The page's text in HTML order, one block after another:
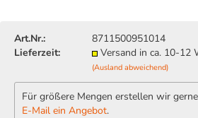
Art.Nr.:
8711500951014
Lieferzeit:
Versand in ca. 10-12
(Ausland abweichend)
Für größere Mengen erstellen wir
E-Mail ein Angebot.